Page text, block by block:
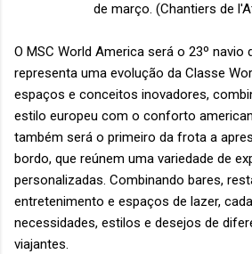
de março. (Chantiers de
O MSC World America será o 23º navio
representa uma evolução da Classe
espaços e conceitos inovadores,
estilo europeu com o conforto
também será o primeiro da frota a
bordo, que reúnem uma variedade de
personalizadas. Combinando bares,
entretenimento e espaços de lazer,
necessidades, estilos e desejos de
viajantes.